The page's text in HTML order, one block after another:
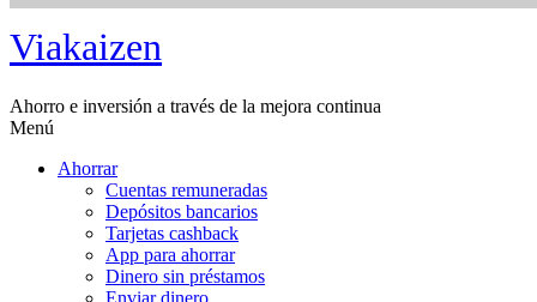
Saltar
al
Viakaizen
Ahorro e inversión a través de la mejora continua
Menú
Ahorrar
Cuentas remuneradas
Depósitos bancarios
Tarjetas cashback
App para ahorrar
Dinero sin préstamos
Enviar dinero